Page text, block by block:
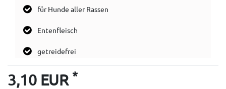
für Hunde aller Rassen
Entenfleisch
getreidefrei
3,10 EUR *